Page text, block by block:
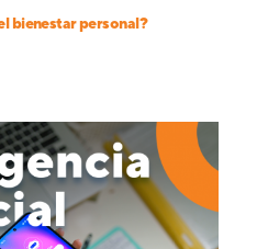
bienestar personal?